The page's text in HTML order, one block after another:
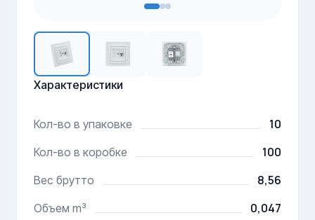
Характеристики
Кол-во в упаковке 10
Кол-во в коробке 100
Вес брутто 8,56
Объем m³ 0,047